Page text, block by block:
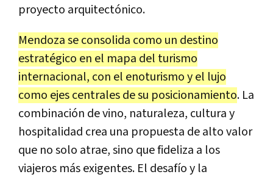
proyecto arquitectónico.
Mendoza se consolida como un destino
estratégico en el mapa del turismo
internacional, con el enoturismo y el lujo
como ejes centrales de su posicionamiento. La
combinación de vino, naturaleza, cultura y
hospitalidad crea una propuesta de alto valor
que no solo atrae, sino que fideliza a los
viajeros más exigentes. El desafío y la